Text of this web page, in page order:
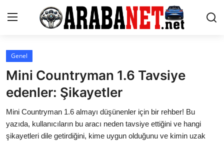
Giriş yapmak
Anasayfa
Araba Markaları
Genel
Mini Countryman 1.6 Tavsiye
edenler: Şikayetler
Mini Countryman 1.6 almayı düşünenler için bir rehber! Bu
yazıda, kullanıcıların bu aracı neden tavsiye ettiğini ve hangi
şikayetleri dile getirdiğini, kime uygun olduğunu ve kimin uzak